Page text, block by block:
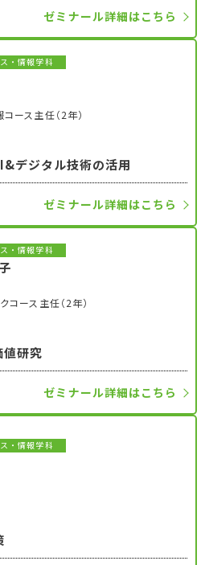
ゼミナール詳細はこちら
・情報学科
ース主任（2年）
デジタル技術の活用
ゼミナール詳細はこちら
・情報学科
コース主任（2年）
値研究
ゼミナール詳細はこちら
・情報学科